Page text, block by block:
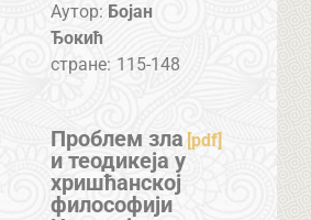
Аутор: Бојан
Ђокић
стране: 115-148
Проблем зла
и теодикеја у
хришћанској
философији
[pdf]